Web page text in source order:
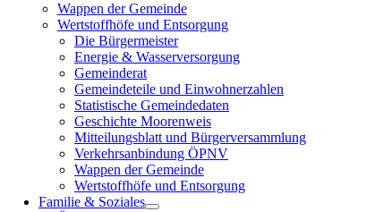
Wappen der Gemeinde
Wertstoffhöfe und Entsorgung
Die Bürgermeister
Energie & Wasserversorgung
Gemeinderat
Gemeindeteile und Einwohnerzahlen
Statistische Gemeindedaten
Geschichte Moorenweis
Mitteilungsblatt und Bürgerversammlung
Verkehrsanbindung ÖPNV
Wappen der Gemeinde
Wertstoffhöfe und Entsorgung
Familie & Soziales